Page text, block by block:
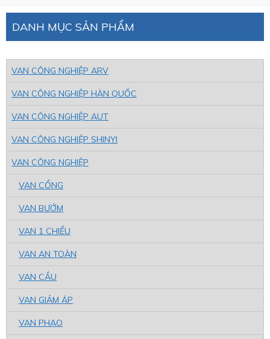
DANH MỤC SẢN PHẨM
VAN CÔNG NGHIỆP ARV
VAN CÔNG NGHIỆP HÀN QUỐC
VAN CÔNG NGHIỆP AUT
VAN CÔNG NGHIỆP SHINYI
VAN CÔNG NGHIỆP
VAN CỔNG
VAN BƯỚM
VAN 1 CHIỀU
VAN AN TOÀN
VAN CẦU
VAN GIẢM ÁP
VAN PHAO